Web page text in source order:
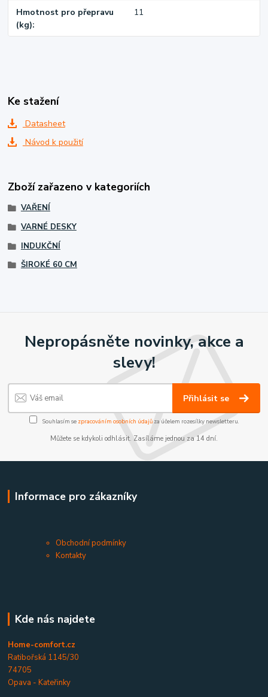
Hmotnost pro přepravu
(kg)
11
Ke stažení
Datasheet
Návod k použití
Zboží zařazeno v kategoriích
VAŘENÍ
VARNÉ DESKY
INDUKČNÍ
ŠIROKÉ 60 CM
Nepropásněte novinky, akce a
slevy!
Přihlásit se
Souhlasím se zpracováním osobních údajůza účelem rozesílky newsletteru.
Můžete se kdykoli odhlásit. Zasíláme jednou za 14 dní.
Informace pro zákazníky
Obchodní podmínky
Kontakty
Kde nás najdete
Home-comfort.cz
Ratibořská 1145/30
74705
Opava - Kateřinky